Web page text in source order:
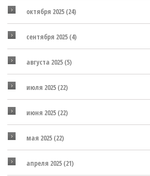
октября 2025 (24)
сентября 2025 (4)
августа 2025 (5)
июля 2025 (22)
июня 2025 (22)
мая 2025 (22)
апреля 2025 (21)